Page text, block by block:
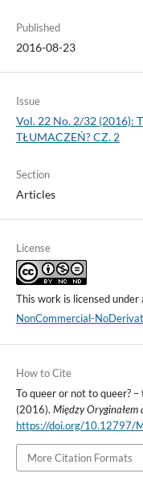
Published
2016-08-23
Issue
Vol. 22 No. 2/32 (2016):
TŁUMACZEŃ? CZ. 2
Section
Articles
License
This work is licensed under
NonCommercial-
How to Cite
To queer or not to queer?
(2016). Między Oryginałem
https://doi.org/10.12797/
More Citation Formats